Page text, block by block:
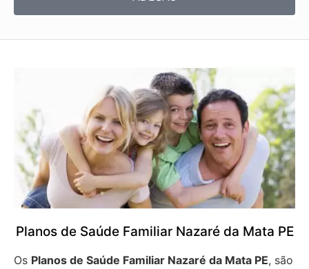
Planos de Saúde Familiar Nazaré da Mata PE
Os Planos de Saúde Familiar Nazaré da Mata PE, são